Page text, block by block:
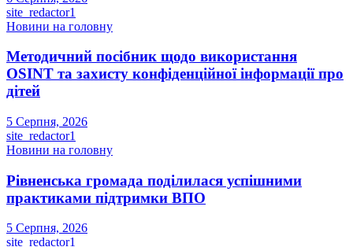
site_redactor1
Новини на головну
Методичний посібник щодо використання
OSINT та захисту конфіденційної інформації про
дітей
5 Серпня, 2026
site_redactor1
Новини на головну
Рівненська громада поділилася успішними
практиками підтримки ВПО
5 Серпня, 2026
site_redactor1